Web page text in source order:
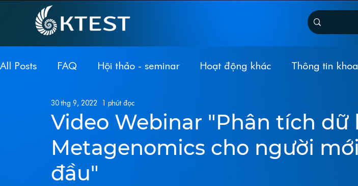
All Posts FAQ Hội thảo - seminar Hoạt động khác Thông tin
Metagenomics Giải trình tự toàn bộ bộ gene Next-
Tin sinh học Tuyển dụng Workshop KT-Grant Tài trợ
Video Webinar "Phân tích dữ
Metagenomics cho người
đầu"
30 thg 9, 2022 1 phút đọc